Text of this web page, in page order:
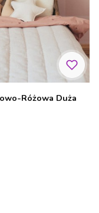
Różowa Duża